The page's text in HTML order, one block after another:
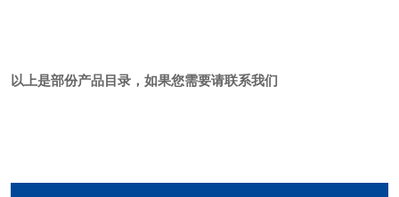
以上是部份产品目录，如果您需要请联系我们